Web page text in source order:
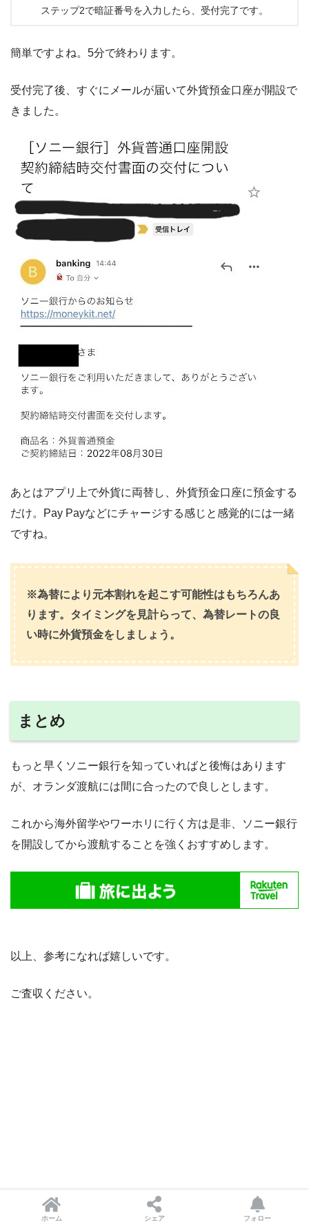
ステップ2で暗証番号を入力したら、受付完了です。
簡単ですよね。5分で終わります。
受付完了後、すぐにメールが届いて外貨預金口座が開設で
きました。
あとはアプリ上で外貨に両替し、外貨預金口座に預金する
だけ。Pay Payなどにチャージする感じと感覚的には一緒
ですね。
※為替により元本割れを起こす可能性はもちろんあ
ります。タイミングを見計らって、為替レートの良
い時に外貨預金をしましょう。
まとめ
もっと早くソニー銀行を知っていればと後悔はあります
が、オランダ渡航には間に合ったので良しとします。
これから海外留学やワーホリに行く方は是非、ソニー銀行
を開設してから渡航することを強くおすすめします。
以上、参考になれば嬉しいです。
ご査収ください。
ホーム シェア フォロー